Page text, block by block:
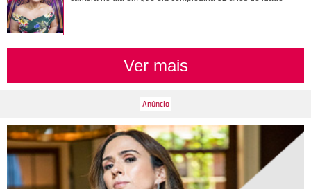
por Assunção creditada como Pai do João. A zoeira não tem
limites mesmo no mundo do apresentador!
Ver mais